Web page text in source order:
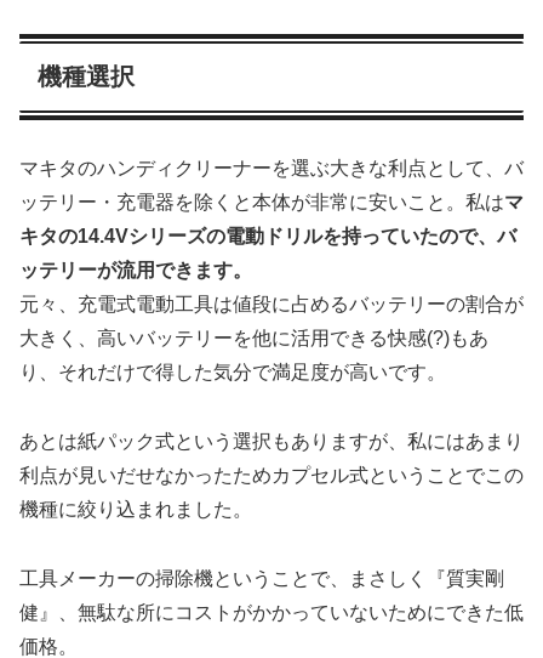
機種選択
マキタのハンディクリーナーを選ぶ大きな利点として、バ
ッテリー・充電器を除くと本体が非常に安いこと。私はマ
キタの14.4Vシリーズの電動ドリルを持っていたので、バ
ッテリーが流用できます。
元々、充電式電動工具は値段に占めるバッテリーの割合が
大きく、高いバッテリーを他に活用できる快感(?)もあ
り、それだけで得した気分で満足度が高いです。
あとは紙パック式という選択もありますが、私にはあまり
利点が見いだせなかったためカプセル式ということでこの
機種に絞り込まれました。
工具メーカーの掃除機ということで、まさしく『質実剛
健』、無駄な所にコストがかかっていないためにできた低
価格。